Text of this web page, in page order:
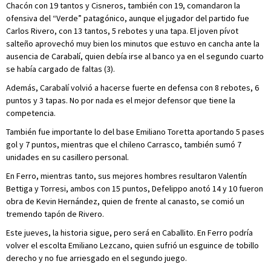
Chacón con 19 tantos y Cisneros, también con 19, comandaron la
ofensiva del “Verde” patagónico, aunque el jugador del partido fue
Carlos Rivero, con 13 tantos, 5 rebotes y una tapa. El joven pívot
salteño aprovechó muy bien los minutos que estuvo en cancha ante la
ausencia de Carabalí, quien debía irse al banco ya en el segundo cuarto
se había cargado de faltas (3).
Además, Carabalí volvió a hacerse fuerte en defensa con 8 rebotes, 6
puntos y 3 tapas. No por nada es el mejor defensor que tiene la
competencia.
También fue importante lo del base Emiliano Toretta aportando 5 pases
gol y 7 puntos, mientras que el chileno Carrasco, también sumó 7
unidades en su casillero personal.
En Ferro, mientras tanto, sus mejores hombres resultaron Valentín
Bettiga y Torresi, ambos con 15 puntos, Defelippo anotó 14 y 10 fueron
obra de Kevin Hernández, quien de frente al canasto, se comió un
tremendo tapón de Rivero.
Este jueves, la historia sigue, pero será en Caballito. En Ferro podría
volver el escolta Emiliano Lezcano, quien sufrió un esguince de tobillo
derecho y no fue arriesgado en el segundo juego.